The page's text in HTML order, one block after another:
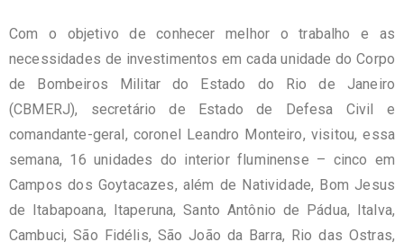
Com o objetivo de conhecer melhor o trabalho e as
necessidades de investimentos em cada unidade do Corpo
de Bombeiros Militar do Estado do Rio de Janeiro
(CBMERJ), secretário de Estado de Defesa Civil e
comandante-geral, coronel Leandro Monteiro, visitou, essa
semana, 16 unidades do interior fluminense – cinco em
Campos dos Goytacazes, além de Natividade, Bom Jesus
de Itabapoana, Itaperuna, Santo Antônio de Pádua, Italva,
Cambuci, São Fidélis, São João da Barra, Rio das Ostras,